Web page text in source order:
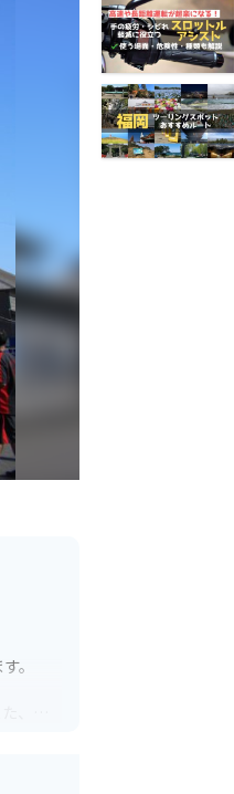
。
、売
休憩